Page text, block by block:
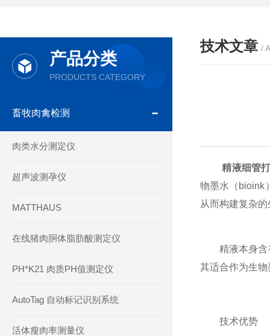
产品分类
PRODUCTS CATEGORY
畜牧肉禽检测
肉类水分测定仪
超声波测孕仪
MATTHAUS
在线猪肉胴体脂肪酸测定仪
PH*K21 肉质PH值测定仪
AutoTag 自动标记识别系统
活体瘦肉率测量仪
技术文章 /
精液细管
物墨水（bioink
从而构建复杂
精液本身含有
其适合作为生
技术优势